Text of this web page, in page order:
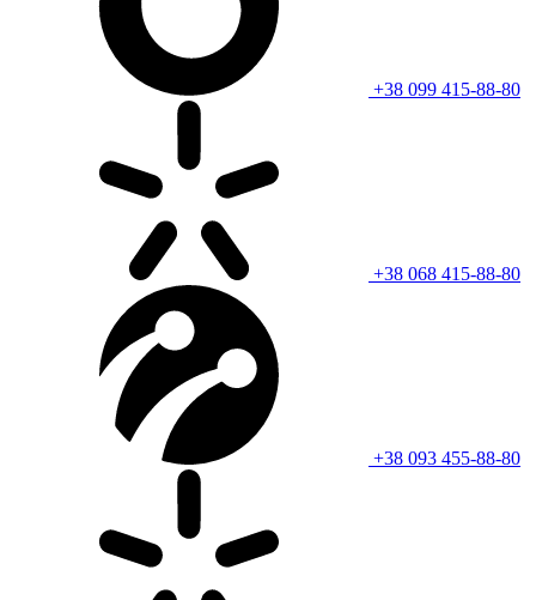
+38 099 415-88-80
+38 068 415-88-80
+38 093 455-88-80